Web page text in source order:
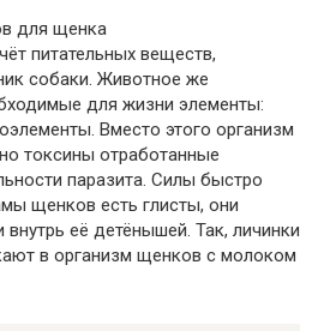
питательных веществ,
собаки. Животное же
для жизни элементы:
Вместо этого организм
токсины отработанные
паразита. Силы быстро
щенков есть глисты, они
внутрь её детёнышей. Так, личинки
в организм щенков с молоком